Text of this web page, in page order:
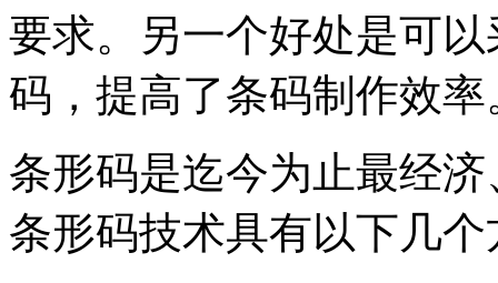
要求。另一个好处是可
码，提高了条码制作效率
条形码是迄今为止最经
条形码技术具有以下几